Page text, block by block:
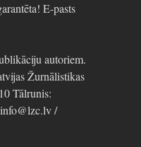
E-pasts
autoriem.
Žurnālistikas
Tālrunis:
/